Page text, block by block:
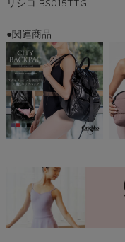
リシコ BS015TTG
●関連商品